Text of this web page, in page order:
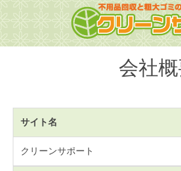
会社
サイト名
クリーンサポート